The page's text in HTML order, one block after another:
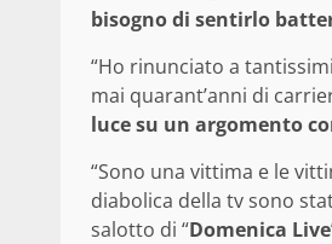
bisogno di sentirlo
“Ho rinunciato a
mai quarant’anni di
luce su un argomento
“Sono una vittima e le
diabolica della tv sono
salotto di “Domenica Live